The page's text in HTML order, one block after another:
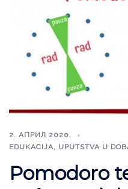
2. АПРИЛ 2020.
EDUKACIJA, UPUTSTVA U
Pomodoro